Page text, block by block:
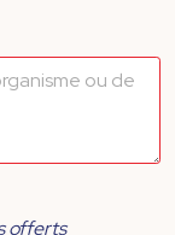
offerts